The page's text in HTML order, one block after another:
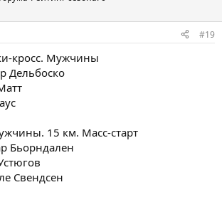
#19
кросс. Мужчины
Дельбоско
15 км. Масс-старт
Бьорндален
Свендсен